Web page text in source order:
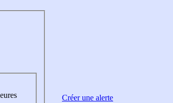
Créer une alerte